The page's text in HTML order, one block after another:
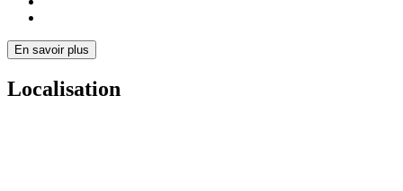
En savoir plus
Localisation